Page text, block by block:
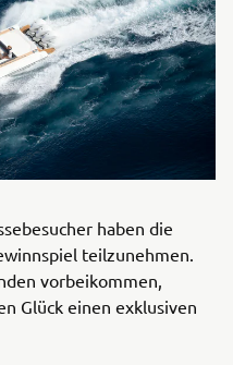
haben die
teilzunehmen.
vorbeikommen,
Glück einen exklusiven